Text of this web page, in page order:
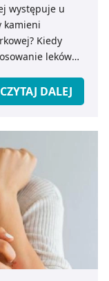
występuje u
kamieni
Kiedy
leków
CZYTAJ DALEJ